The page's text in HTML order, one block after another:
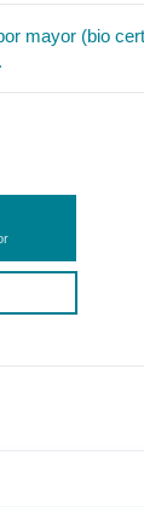
mayor (bio